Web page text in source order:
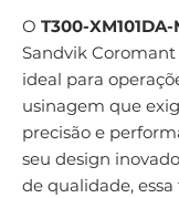
O T300-XM101DA-
Sandvik Coromant
ideal para
usinagem que
precisão e
seu design
de qualidade,